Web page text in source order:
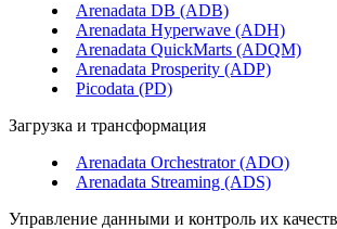
Arenadata DB (ADB)
Arenadata Hyperwave (ADH)
Arenadata QuickMarts (ADQM)
Arenadata Prosperity (ADP)
Picodata (PD)
Загрузка и трансформация
Arenadata Orchestrator (ADO)
Arenadata Streaming (ADS)
Управление данными и контроль их